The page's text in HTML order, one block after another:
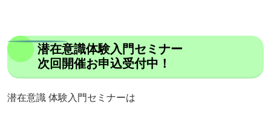
潜在意識体験入門セミナー
次回開催お申込受付中！
潜在意識 体験入門セミナーは